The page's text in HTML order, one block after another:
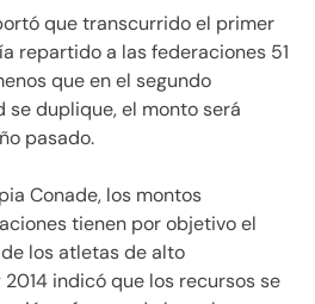
que transcurrido el primer
repartido a las federaciones 51
que en el segundo
duplique, el monto será
pasado.
Conade, los montos
tienen por objetivo el
los atletas de alto
2014 indicó que los recursos se